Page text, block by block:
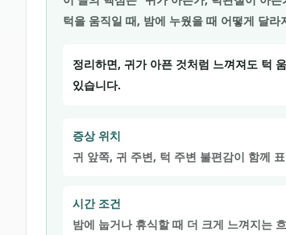
턱을 움직일 때, 밤에 누웠을 때 어떻게 달
정리하면, 귀가 아픈 것처럼 느껴져도 턱
있습니다.
증상 위치
귀 앞쪽, 귀 주변, 턱 주변 불편감이 함께
시간 조건
밤에 눕거나 휴식할 때 더 크게 느껴지는